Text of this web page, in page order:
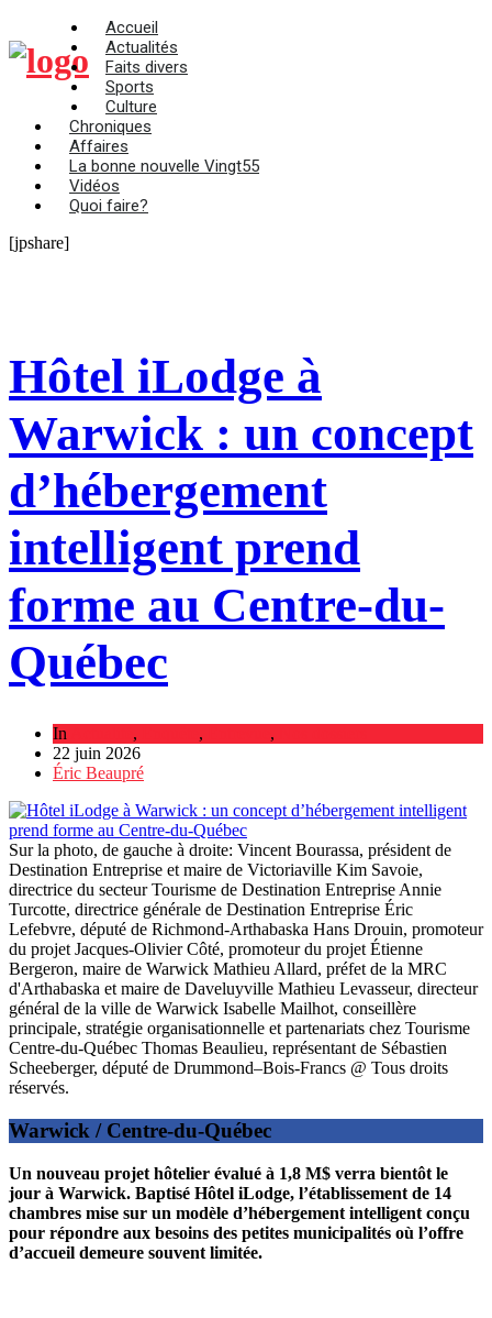
Accueil
Actualités
Faits divers
Sports
Culture
Chroniques
Affaires
La bonne nouvelle Vingt55
Vidéos
Quoi faire?
[jpshare]
Hôtel iLodge à
Warwick : un concept
d’hébergement
intelligent prend
forme au Centre-du-
Québec
In , , ,
22 juin 2026
Éric Beaupré
Sur la photo, de gauche à droite: Vincent Bourassa, président de
Destination Entreprise et maire de Victoriaville Kim Savoie,
directrice du secteur Tourisme de Destination Entreprise Annie
Turcotte, directrice générale de Destination Entreprise Éric
Lefebvre, député de Richmond-Arthabaska Hans Drouin, promoteur
du projet Jacques-Olivier Côté, promoteur du projet Étienne
Bergeron, maire de Warwick Mathieu Allard, préfet de la MRC
d'Arthabaska et maire de Daveluyville Mathieu Levasseur, directeur
général de la ville de Warwick Isabelle Mailhot, conseillère
principale, stratégie organisationnelle et partenariats chez Tourisme
Centre-du-Québec Thomas Beaulieu, représentant de Sébastien
Scheeberger, député de Drummond–Bois-Francs @ Tous droits
réservés.
Warwick / Centre-du-Québec
Un nouveau projet hôtelier évalué à 1,8 M$ verra bientôt le
jour à Warwick. Baptisé Hôtel iLodge, l’établissement de 14
chambres mise sur un modèle d’hébergement intelligent conçu
pour répondre aux besoins des petites municipalités où l’offre
d’accueil demeure souvent limitée.